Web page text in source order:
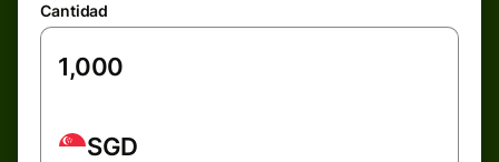
Cantidad
SGD